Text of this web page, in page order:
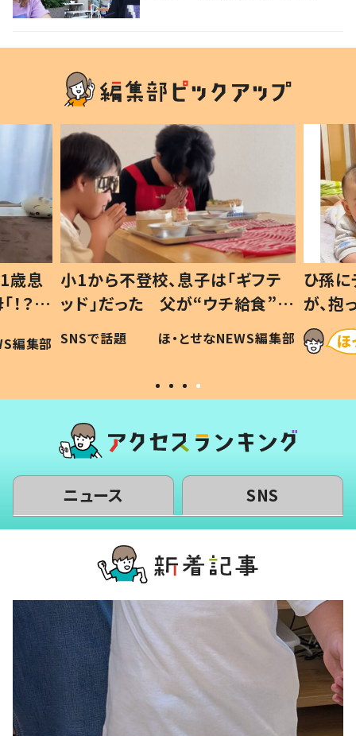
歳息
？」
編集部
小1から不登校、息子は「ギフテ
ッド」だった 父が“ウチ給食”を
作り続ける理由とは #令和の親
#令和の子
SNSで話題 ほ・とせなNEWS編集部
ひ孫
が、
「涙が
い」
ニュース SNS